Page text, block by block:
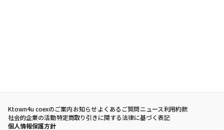
Ktown4u coexのご案内お知らせよくあるご質問ニュース利用約款
社会的企業の活動特定商取り引きに関する法律に基づく表記
個人情報保護方針